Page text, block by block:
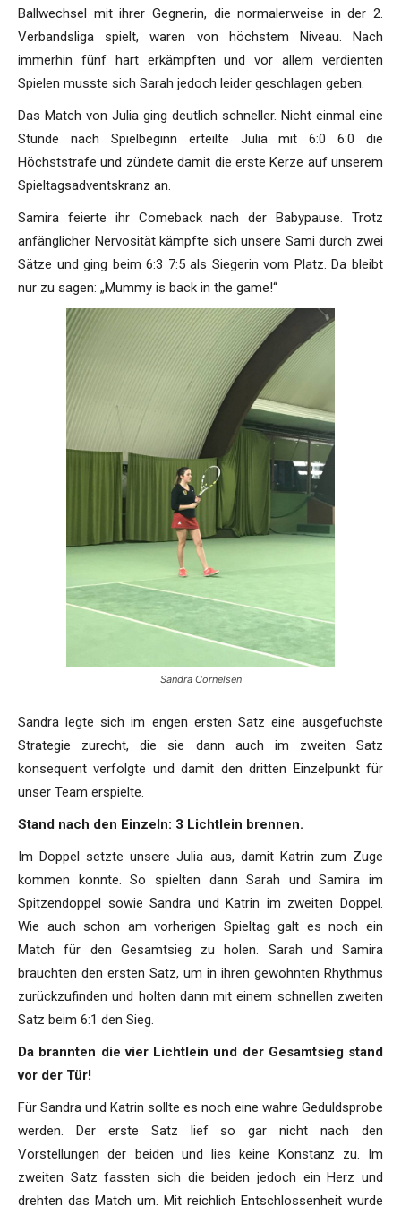
Ballwechsel mit ihrer Gegnerin, die normalerweise in der 2.
Verbandsliga spielt, waren von höchstem Niveau. Nach
immerhin fünf hart erkämpften und vor allem verdienten
Spielen musste sich Sarah jedoch leider geschlagen geben.
Das Match von Julia ging deutlich schneller. Nicht einmal eine
Stunde nach Spielbeginn erteilte Julia mit 6:0 6:0 die
Höchststrafe und zündete damit die erste Kerze auf unserem
Spieltagsadventskranz an.
Samira feierte ihr Comeback nach der Babypause. Trotz
anfänglicher Nervosität kämpfte sich unsere Sami durch zwei
Sätze und ging beim 6:3 7:5 als Siegerin vom Platz. Da bleibt
nur zu sagen: „Mummy is back in the game!“
Sandra Cornelsen
Sandra legte sich im engen ersten Satz eine ausgefuchste
Strategie zurecht, die sie dann auch im zweiten Satz
konsequent verfolgte und damit den dritten Einzelpunkt für
unser Team erspielte.
Stand nach den Einzeln: 3 Lichtlein brennen.
Im Doppel setzte unsere Julia aus, damit Katrin zum Zuge
kommen konnte. So spielten dann Sarah und Samira im
Spitzendoppel sowie Sandra und Katrin im zweiten Doppel.
Wie auch schon am vorherigen Spieltag galt es noch ein
Match für den Gesamtsieg zu holen. Sarah und Samira
brauchten den ersten Satz, um in ihren gewohnten Rhythmus
zurückzufinden und holten dann mit einem schnellen zweiten
Satz beim 6:1 den Sieg.
Da brannten die vier Lichtlein und der Gesamtsieg stand
vor der Tür!
Für Sandra und Katrin sollte es noch eine wahre Geduldsprobe
werden. Der erste Satz lief so gar nicht nach den
Vorstellungen der beiden und lies keine Konstanz zu. Im
zweiten Satz fassten sich die beiden jedoch ein Herz und
drehten das Match um. Mit reichlich Entschlossenheit wurde